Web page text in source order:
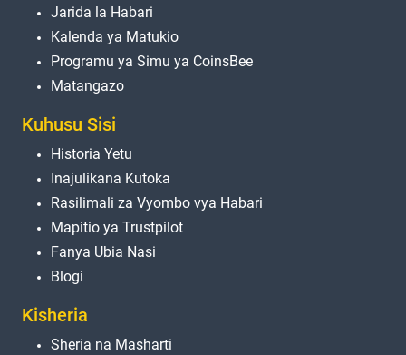
Jarida la Habari
Kalenda ya Matukio
Programu ya Simu ya CoinsBee
Matangazo
Kuhusu Sisi
Historia Yetu
Inajulikana Kutoka
Rasilimali za Vyombo vya Habari
Mapitio ya Trustpilot
Fanya Ubia Nasi
Blogi
Kisheria
Sheria na Masharti